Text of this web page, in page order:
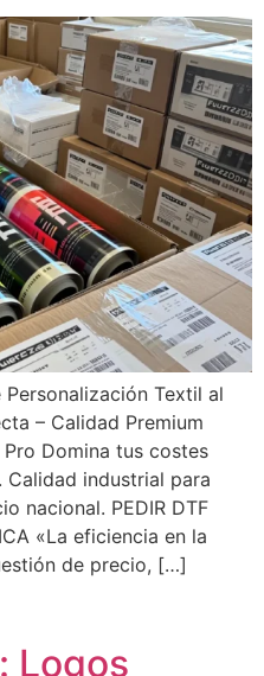
Personalización Textil al
– Calidad Premium
Pro Domina tus costes
industrial para
nacional. PEDIR DTF
«La eficiencia en la
de precio, […]
Logos